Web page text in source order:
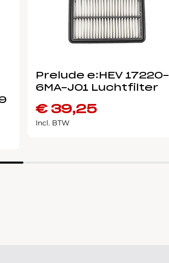
Prelude e:HEV 17220-
6MA-J01 Luchtfilter
€39,25
Incl. BTW